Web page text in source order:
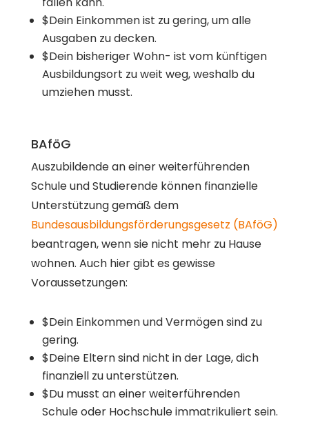
$Dein Einkommen ist zu gering, um alle
Ausgaben zu decken.
$Dein bisheriger Wohn- ist vom künftigen
Ausbildungsort zu weit weg, weshalb du
umziehen musst.
BAföG
Auszubildende an einer weiterführenden
Schule und Studierende können finanzielle
Unterstützung gemäß dem
Bundesausbildungsförderungsgesetz (BAföG)
beantragen, wenn sie nicht mehr zu Hause
wohnen. Auch hier gibt es gewisse
Voraussetzungen:
$Dein Einkommen und Vermögen sind zu
gering.
$Deine Eltern sind nicht in der Lage, dich
finanziell zu unterstützen.
$Du musst an einer weiterführenden
Schule oder Hochschule immatrikuliert sein.